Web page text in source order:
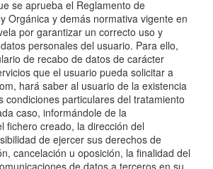
se aprueba el Reglamento de
Orgánica y demás normativa vigente en
por garantizar un correcto uso y
personales del usuario. Para ello,
de recabo de datos de carácter
que el usuario pueda solicitar a
hará saber al usuario de la existencia
condiciones particulares del tratamiento
caso, informándole de la
fichero creado, la dirección del
de ejercer sus derechos de
cancelación u oposición, la finalidad del
de datos a terceros en su